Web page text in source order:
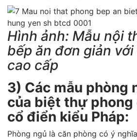
Hình ảnh: Mẫu nội
bếp ăn đơn giản
cao cấp
3) Các mẫu phòng
của biệt thự phong
cổ điển kiểu Pháp:
Phòng ngủ là căn phòng có ý